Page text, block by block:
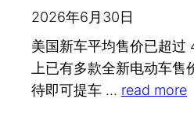
2026年6月30日
美国新车平均售价已超过
上已有多款全新电动车
待即可提车 … read more